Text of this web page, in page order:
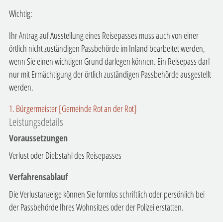
Wichtig:
Ihr Antrag auf Ausstellung eines Reisepasses muss auch von einer
örtlich nicht zuständigen Passbehörde im Inland bearbeitet werden,
wenn Sie einen wichtigen Grund darlegen können. Ein Reisepass darf
nur mit Ermächtigung der örtlich zuständigen Passbehörde ausgestellt
werden.
1. Bürgermeister [Gemeinde Rot an der Rot]
Leistungsdetails
Voraussetzungen
Verlust oder Diebstahl des Reisepasses
Verfahrensablauf
Die Verlustanzeige können Sie formlos schriftlich oder persönlich bei
der Passbehörde Ihres Wohnsitzes oder der Polizei erstatten.